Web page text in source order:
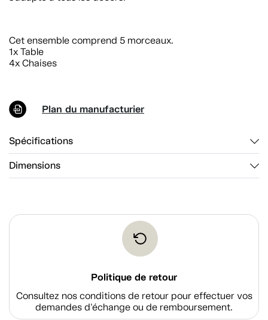
Cet ensemble comprend 5 morceaux.
1x Table
4x Chaises
Plan du manufacturier
Spécifications
Dimensions
Politique de retour
Consultez nos conditions de retour pour effectuer vos
demandes d'échange ou de remboursement.